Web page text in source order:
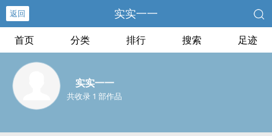
返回 实实一一
首页 分类 排行 搜索 足迹
实实一一
共收录 1 部作品